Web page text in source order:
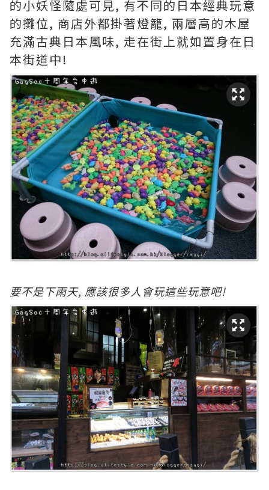
的小妖怪隨處可見, 有不同的日本經典玩意
的攤位, 商店外都掛著燈籠, 兩層高的木屋
充滿古典日本風味, 走在街上就如置身在日
本街道中!
要不是下雨天, 應該很多人會玩這些玩意吧!